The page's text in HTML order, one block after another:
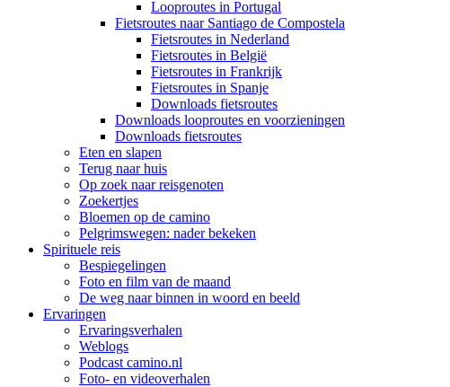
Looproutes in Portugal
Fietsroutes naar Santiago de Compostela
Fietsroutes in Nederland
Fietsroutes in België
Fietsroutes in Frankrijk
Fietsroutes in Spanje
Downloads fietsroutes
Downloads looproutes en voorzieningen
Downloads fietsroutes
Eten en slapen
Terug naar huis
Op zoek naar reisgenoten
Zoekertjes
Bloemen op de camino
Pelgrimswegen: nader bekeken
Spirituele reis
Bespiegelingen
Foto en film van de maand
De weg naar binnen in woord en beeld
Ervaringen
Ervaringsverhalen
Weblogs
Podcast camino.nl
Foto- en videoverhalen